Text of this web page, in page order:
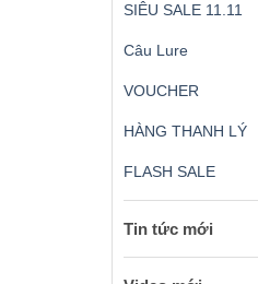
SIÊU SALE 11.11
Câu Lure
VOUCHER
HÀNG THANH LÝ
FLASH SALE
Tin tức mới